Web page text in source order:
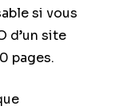
si vous
d’un site
pages.